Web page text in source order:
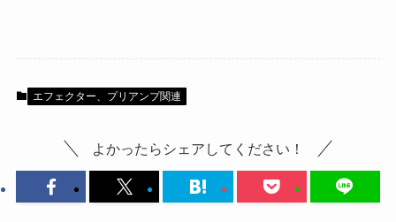
エフェクター、プリアンプ関連
よかったらシェアしてください！